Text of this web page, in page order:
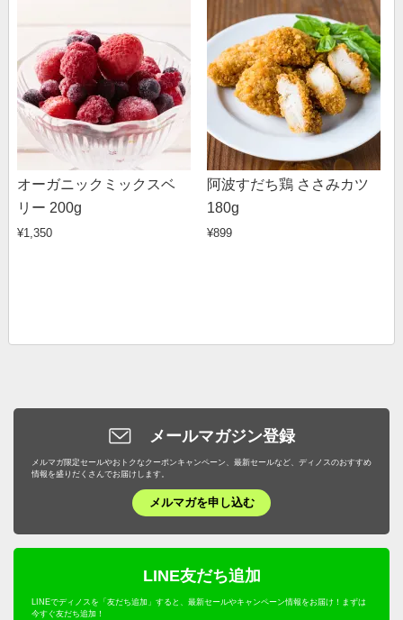
オーガニックミックスベ
リー 200g
¥1,350
阿波すだち鶏 ささみカツ
180g
¥899
メールマガジン登録
メルマガ限定セールやおトクなクーポンキャンペーン、最新セールなど、ディノスのおすすめ
情報を盛りだくさんでお届けします。
メルマガを申し込む
LINE友だち追加
LINEでディノスを「友だち追加」すると、最新セールやキャンペーン情報をお届け！まずは
今すぐ友だち追加！